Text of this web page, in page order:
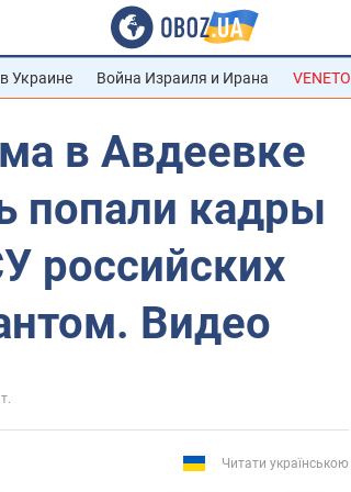
Украине Война Израиля и Ирана VENETO
в Авдеевке
попали кадры
российских
Видео
Читати українською